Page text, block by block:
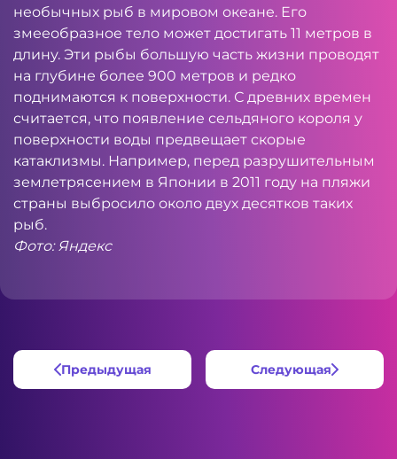
необычных рыб в мировом океане. Его
змееобразное тело может достигать 11 метров в
длину. Эти рыбы большую часть жизни проводят
на глубине более 900 метров и редко
поднимаются к поверхности. С древних времен
считается, что появление сельдяного короля у
поверхности воды предвещает скорые
катаклизмы. Например, перед разрушительным
землетрясением в Японии в 2011 году на пляжи
страны выбросило около двух десятков таких
рыб.
Фото: Яндекс
Предыдущая Следующая